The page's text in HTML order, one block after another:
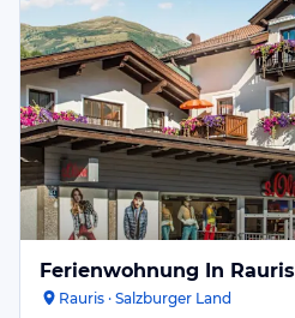
Ferienwohnung In Rauris
Rauris · Salzburger Land